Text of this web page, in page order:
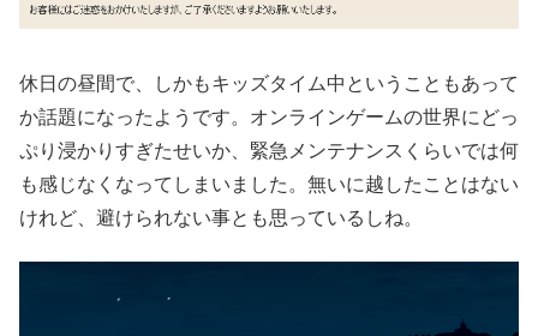
休日の昼間で、しかもキッズタイム中ということもあって
か話題になったようです。オンラインゲームの世界にどっ
ぷり浸かりすぎたせいか、緊急メンテナンスくらいでは何
も感じなくなってしまいました。無いに越したことはない
けれど、避けられない事とも思っているしね。